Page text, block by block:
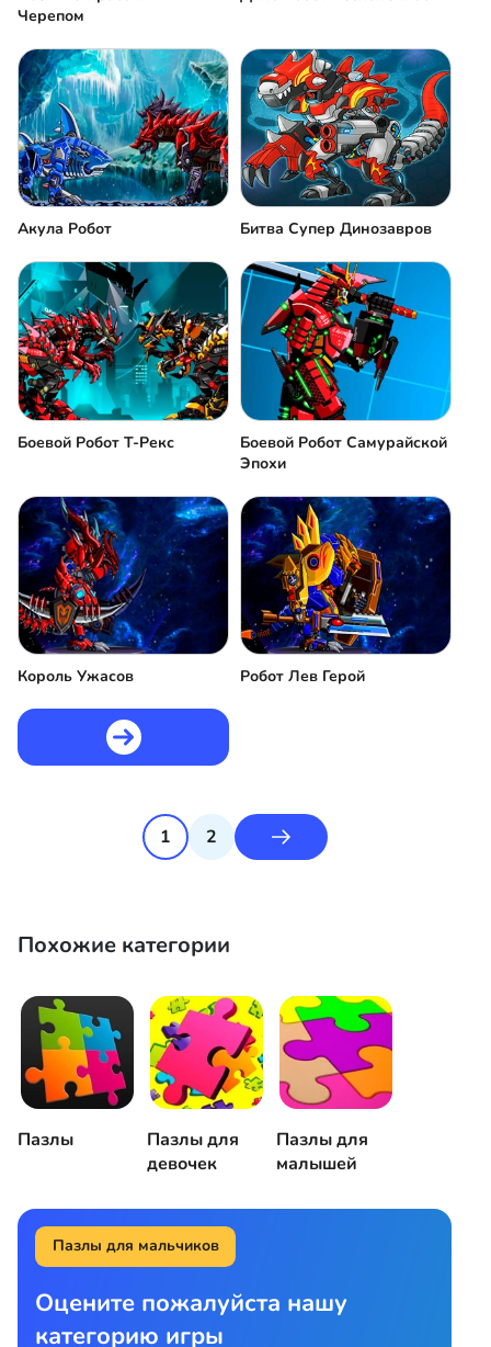
Черепом
Акула Робот Битва Супер Динозавров
Боевой Робот Т-Рекс
Боевой Робот Самурайской
Эпохи
Король Ужасов Робот Лев Герой
1 2
Похожие категории
Пазлы
Пазлы для
девочек
Пазлы для
малышей
Пазлы для мальчиков
Оцените пожалуйста нашу
категорию игры